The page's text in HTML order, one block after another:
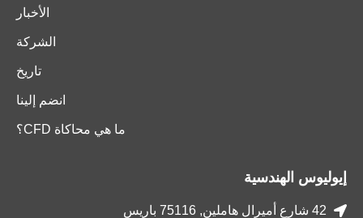
الأخبار
الشركة
تاريخ
انضم إلينا
ما هي محاكاة CFD؟
إيوليوس الهندسية
42 شارع أميرال هاملين, 75116 باريس